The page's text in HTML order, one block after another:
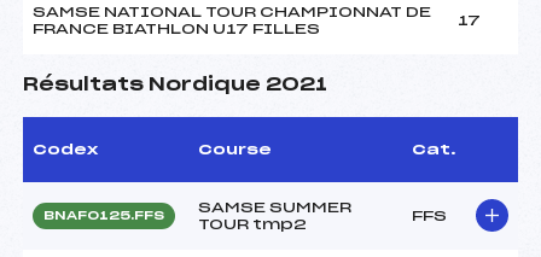
SAMSE NATIONAL TOUR CHAMPIONNAT DE
FRANCE BIATHLON U17 FILLES
17
Résultats Nordique 2021
Codex Course Cat.
BNAF0125.FFS
SAMSE SUMMER
TOUR tmp2
FFS